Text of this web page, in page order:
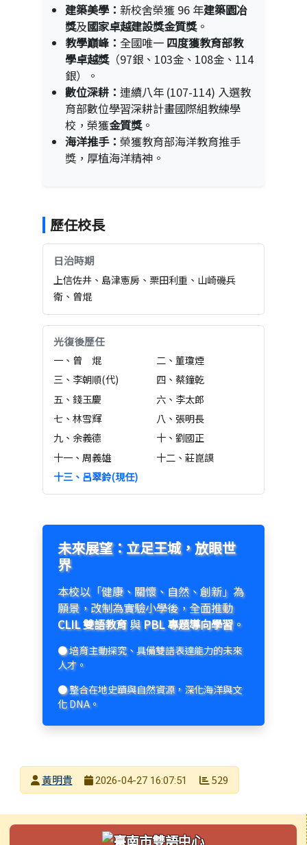
建築美學：新校舍榮獲 96 年建築園冶
獎及國家卓越建設獎金質獎。
教學巔峰：全國唯一 四度獲教育部教
學卓越獎（97銀、103金、108金、114
銀）。
數位深耕：連續八年 (107-114) 入選教
育部數位學習深耕計畫國際組教練學
校，榮獲金質獎。
海洋推手：榮獲教育部海洋教育推手
獎，厚植海洋精神。
歷任校長
日治時期
上信佐井、島津憲房、栗田利重、山崎磯兵
衛、曾焜
光復後歷任
一、曾 焜
二、董瓊煙
三、李朝順(代)
四、蔡鐘乾
五、錢玉慶
六、李太郎
七、林雪輝
八、張明長
九、余義德
十、劉國正
十一、周義雄
十二、莊崑謨
十三、呂翠鈴(現任)
未來展望：立足王城，放眼世
界
本校以「健康、關懷、自然、創新」為
願景，改制為實驗小學後，全面推動
CLIL 雙語教育與PBL 專題導向學習。
● 培育主動探究、具備雙語表達能力的未來
人才。
● 整合在地史蹟與自然資源，深化海洋與文
化 DNA。
發布者
黃明貴
2026-04-27 16:07:51 529
左邊區域內容